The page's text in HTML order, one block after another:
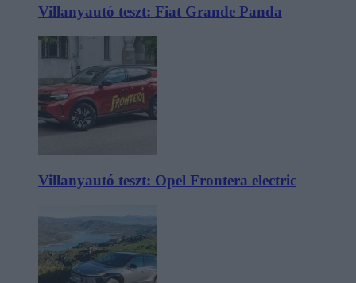
Villanyautó teszt: Fiat Grande Panda
Villanyautó teszt: Opel Frontera electric